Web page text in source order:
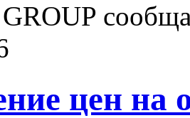
цен на